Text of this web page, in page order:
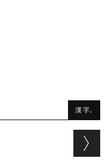
漢字,